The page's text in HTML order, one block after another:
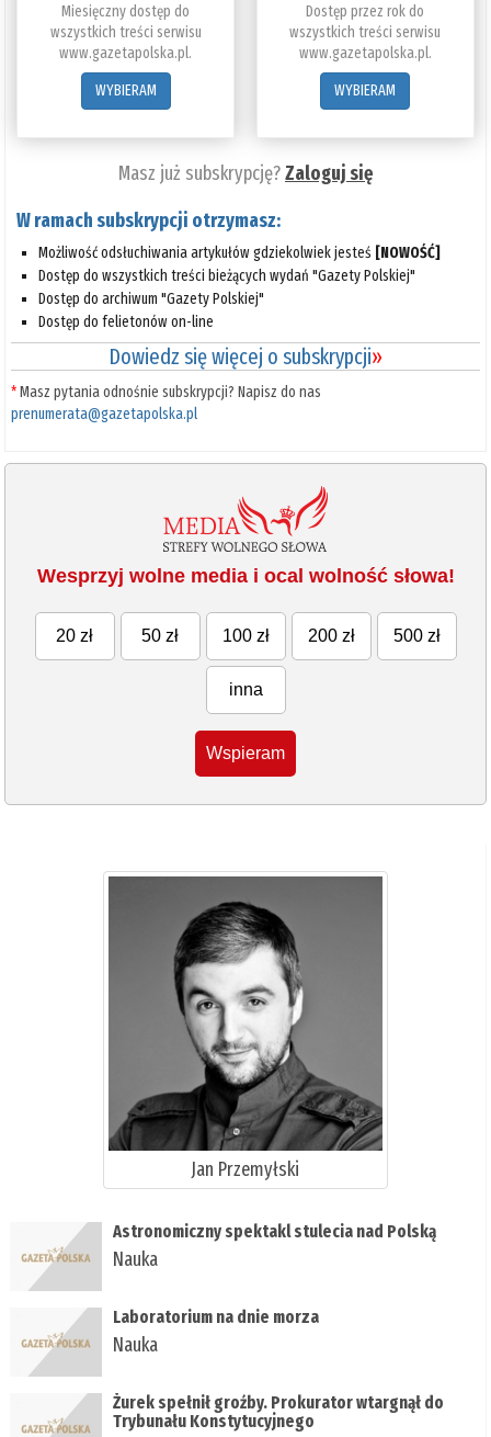
Miesięczny dostęp do
wszystkich treści serwisu
www.gazetapolska.pl.
WYBIERAM
Dostęp przez rok do
wszystkich treści serwisu
www.gazetapolska.pl.
WYBIERAM
Masz już subskrypcję?Zaloguj się
W ramach subskrypcji otrzymasz:
Możliwość odsłuchiwania artykułów gdziekolwiek jesteś [NOWOŚĆ]
Dostęp do wszystkich treści bieżących wydań "Gazety Polskiej"
Dostęp do archiwum "Gazety Polskiej"
Dostęp do felietonów on-line
Dowiedz się więcej o subskrypcji»
*Masz pytania odnośnie subskrypcji? Napisz do nas
prenumerata@gazetapolska.pl
Wesprzyj wolne media i ocal wolność słowa!
20 zł 50 zł 100 zł 200 zł 500 zł
inna
Wspieram
Jan Przemyłski
Astronomiczny spektakl stulecia nad Polską
Nauka
Laboratorium na dnie morza
Nauka
Żurek spełnił groźby. Prokurator wtargnął do
Trybunału Konstytucyjnego